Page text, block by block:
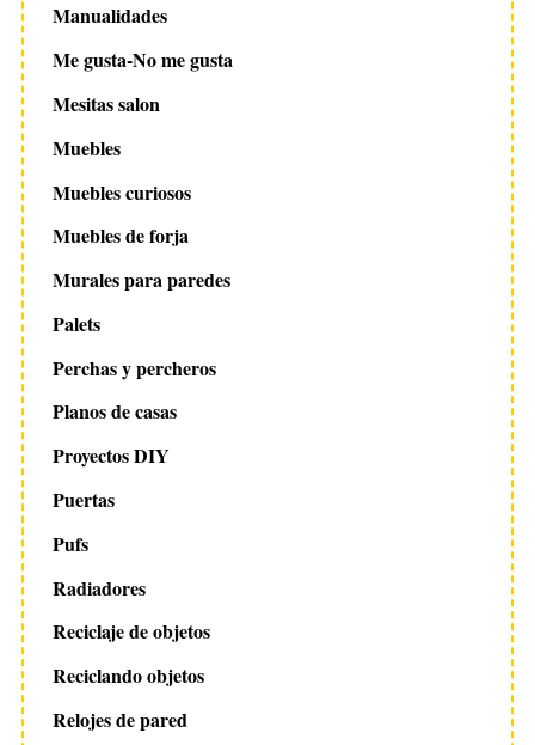
Manualidades
Me gusta-No me gusta
Mesitas salon
Muebles
Muebles curiosos
Muebles de forja
Murales para paredes
Palets
Perchas y percheros
Planos de casas
Proyectos DIY
Puertas
Pufs
Radiadores
Reciclaje de objetos
Reciclando objetos
Relojes de pared